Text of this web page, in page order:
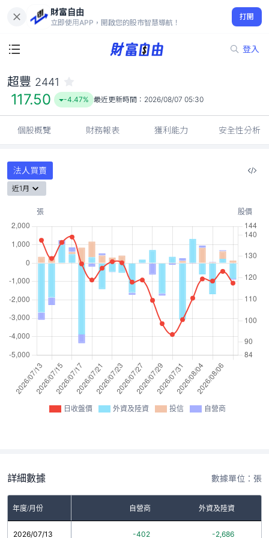
財富自由
立即使用APP，開啟您的股市智慧導航！
打開
登入
117.50
-4.47%
超豐 2441
117.50 -4.47% 最近更新時間： 2026/08/07 05:30
個股概覽 財務報表 獲利能力 安全性分析
法人買賣
近1月
日收盤價 外資及陸資 投信 自營商
詳細數據 數據單位：張
年度/月份 自營商 外資及陸資
2026/07/13 -402 -2,686